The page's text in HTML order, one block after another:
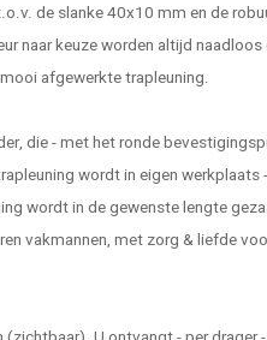
de slanke 40x10 mm en de
naar keuze worden altijd
afgewerkte trapleuning.
die - met het ronde
wordt in eigen
wordt in de gewenste lengte
vakmannen, met zorg & liefde